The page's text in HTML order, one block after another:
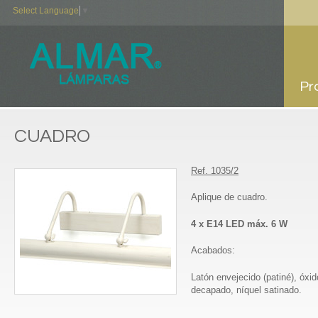
Select Language
CUADRO
Ref. 1035/2
Aplique de cuadro.
4 x E14 LED máx. 6 W
Acabados:
Latón envejecido (patiné),
decapado, níquel satinado.